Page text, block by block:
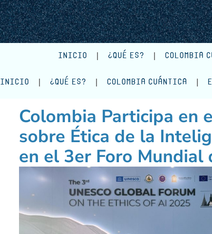
INICIO ¿QUÉ ES? COLOMBIA
INICIO ¿QUÉ ES? COLOMBIA CUÁNTICA
Colombia Participa en
sobre Ética de la
en el 3er Foro Mundial